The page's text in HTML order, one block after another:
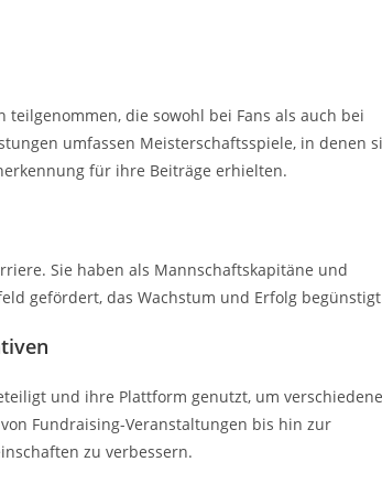
die sowohl bei Fans als auch bei
umfassen Meisterschaftsspiele, in denen
für ihre Beiträge erhielten.
Sie haben als Mannschaftskapitäne und
gefördert, das Wachstum und Erfolg
und ihre Plattform genutzt, um verschiedene
Fundraising-Veranstaltungen bis hin zur
zu verbessern.